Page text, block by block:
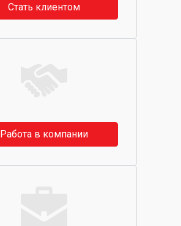
Стать клиентом
Работа в компании